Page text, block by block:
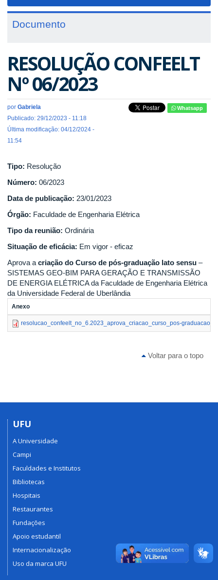
Documento
RESOLUÇÃO CONFEELT
Nº 06/2023
por Gabriela
Publicado: 29/12/2023 - 11:18
Última modificação: 04/12/2024 -
11:54
Whatsapp
Tipo: Resolução
Número: 06/2023
Data de publicação: 23/01/2023
Órgão: Faculdade de Engenharia Elétrica
Tipo da reunião: Ordinária
Situação de eficácia: Em vigor - eficaz
Aprova a criação do Curso de pós-graduação lato sensu –
SISTEMAS GEO-BIM PARA GERAÇÃO E TRANSMISSÃO
DE ENERGIA ELÉTRICA da Faculdade de Engenharia Elétrica
da Universidade Federal de Uberlândia
Anexo
resolucao_confeelt_no_6.2023_aprova_criacao_curso_pos-
Voltar para o topo
UFU
A Universidade
Campi
Faculdades e Institutos
Bibliotecas
Hospitais
Restaurantes
Fundações
Apoio estudantil
Internacionalização
Uso da marca UFU